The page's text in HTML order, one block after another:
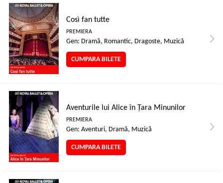
Così fan tutte
PREMIERA
Gen: Dramă, Romantic, Dragoste, Muzică
CUMPARA BILETE
Aventurile lui Alice în Țara Minunilor
PREMIERA
Gen: Aventuri, Dramă, Muzică
CUMPARA BILETE